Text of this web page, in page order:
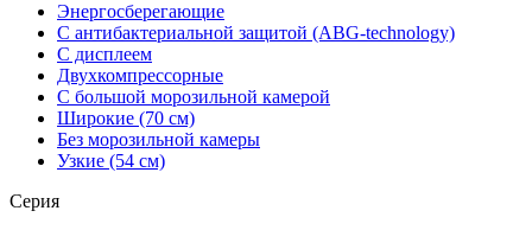
Энергосберегающие
С антибактериальной защитой (ABG-technology)
С дисплеем
Двухкомпрессорные
С большой морозильной камерой
Широкие (70 см)
Без морозильной камеры
Узкие (54 см)
Серия